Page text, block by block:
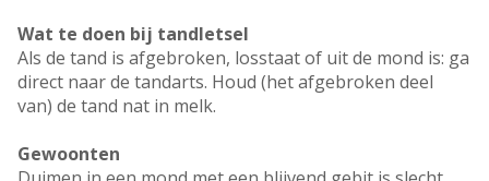
Wat te doen bij tandletsel
Als de tand is afgebroken, losstaat of uit de mond is: ga
direct naar de tandarts. Houd (het afgebroken deel
van) de tand nat in melk.
Gewoonten